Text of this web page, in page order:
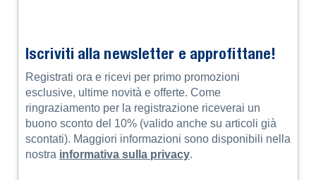
TOPREGAL.
Iscriviti alla newsletter e approfittane!
Registrati ora e ricevi per primo promozioni
esclusive, ultime novità e offerte. Come
ringraziamento per la registrazione riceverai un
buono sconto del 10% (valido anche su articoli già
scontati). Maggiori informazioni sono disponibili nella
nostra informativa sulla privacy.